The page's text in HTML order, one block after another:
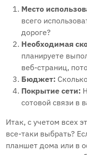
Место
всего
дороге?
Необходимая
планируете
веб-страниц,
Бюджет:
Покрытие сети:
сотовой связи в
Итак, с учетом всех
все-таки выбрать?
планшет дома или в